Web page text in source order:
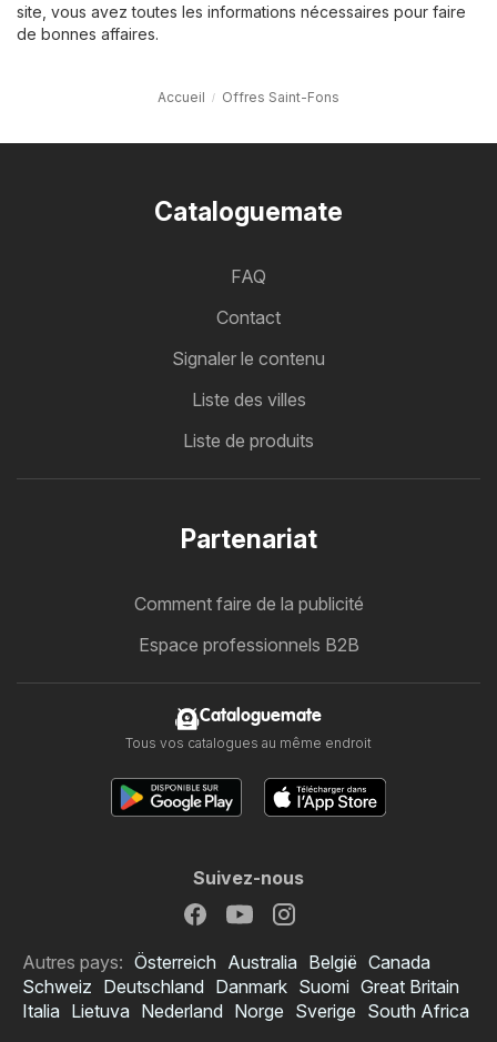
site, vous avez toutes les informations nécessaires pour faire
de bonnes affaires.
Accueil Offres Saint-Fons
Cataloguemate
FAQ
Contact
Signaler le contenu
Liste des villes
Liste de produits
Partenariat
Comment faire de la publicité
Espace professionnels B2B
Cataloguemate
Tous vos catalogues au même endroit
Suivez-nous
Autres pays: Österreich Australia België Canada
Schweiz Deutschland Danmark Suomi Great Britain
Italia Lietuva Nederland Norge Sverige South Africa